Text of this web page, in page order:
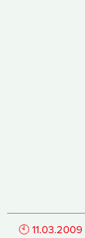
🕙11.03.2009